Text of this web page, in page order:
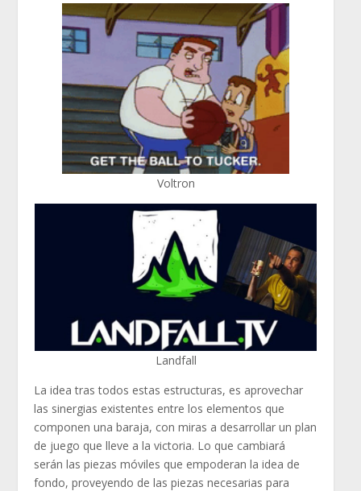
Voltron
Landfall
La idea tras todos estas estructuras, es aprovechar
las sinergias existentes entre los elementos que
componen una baraja, con miras a desarrollar un plan
de juego que lleve a la victoria. Lo que cambiará
serán las piezas móviles que empoderan la idea de
fondo, proveyendo de las piezas necesarias para